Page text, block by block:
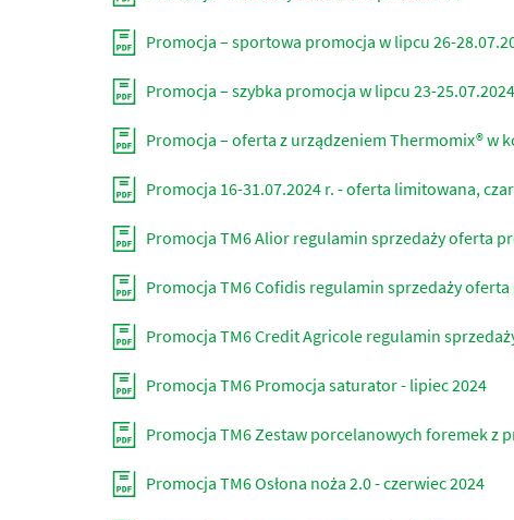
Promocja – sportowa promocja w lipcu 26-
Promocja – szybka promocja w lipcu 23-
Promocja – oferta z urządzeniem Thermomix® w
Promocja 16-31.07.2024 r. - oferta limitowana,
Promocja TM6 Alior regulamin sprzedaży oferta
Promocja TM6 Cofidis regulamin sprzedaży
Promocja TM6 Credit Agricole regulamin
Promocja TM6 Promocja saturator - lipiec 2024
Promocja TM6 Zestaw porcelanowych foremek z
Promocja TM6 Osłona noża 2.0 - czerwiec 2024